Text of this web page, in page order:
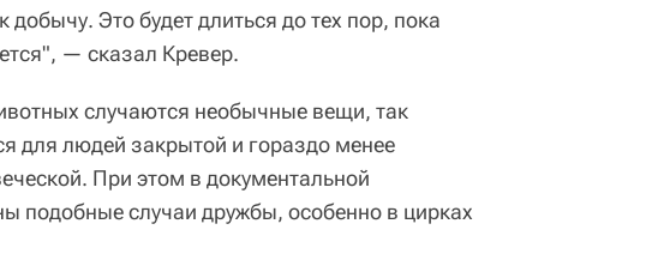
добычу. Это будет длиться до тех пор, пока
— сказал Кревер.
случаются необычные вещи, так
для людей закрытой и гораздо менее
При этом в документальной
подобные случаи дружбы, особенно в цирках